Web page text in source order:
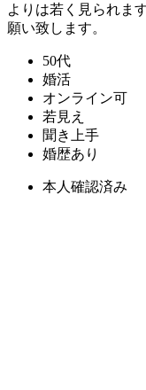
よりは若く見られま
願い致します。
50代
婚活
オンライン可
若見え
聞き上手
婚歴あり
本人確認済み